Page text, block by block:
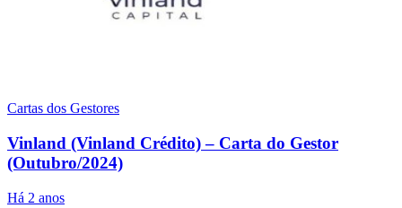
Cartas dos Gestores
Vinland (Vinland Crédito) – Carta do Gestor
(Outubro/2024)
Há 2 anos